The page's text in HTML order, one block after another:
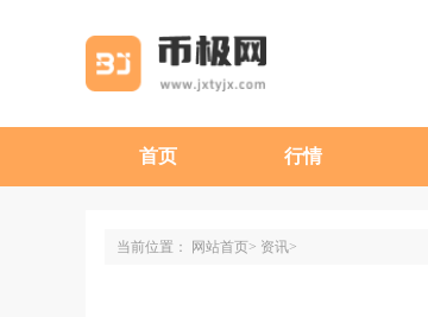
首页 行情
当前位置： 网站首页 资讯